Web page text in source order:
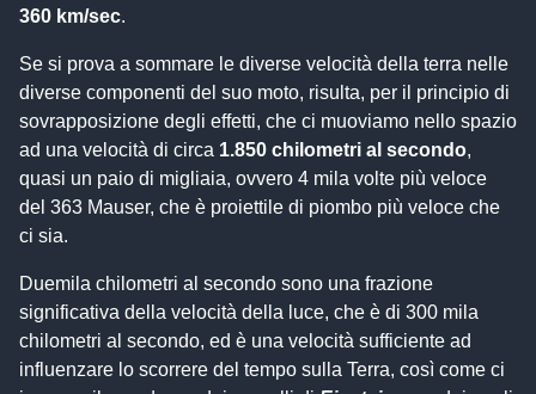
360 km/sec.
Se si prova a sommare le diverse velocità della terra nelle
diverse componenti del suo moto, risulta, per il principio di
sovrapposizione degli effetti, che ci muoviamo nello spazio
ad una velocità di circa 1.850 chilometri al secondo,
quasi un paio di migliaia, ovvero 4 mila volte più veloce
del 363 Mauser, che è proiettile di piombo più veloce che
ci sia.
Duemila chilometri al secondo sono una frazione
significativa della velocità della luce, che è di 300 mila
chilometri al secondo, ed è una velocità sufficiente ad
influenzare lo scorrere del tempo sulla Terra, così come ci